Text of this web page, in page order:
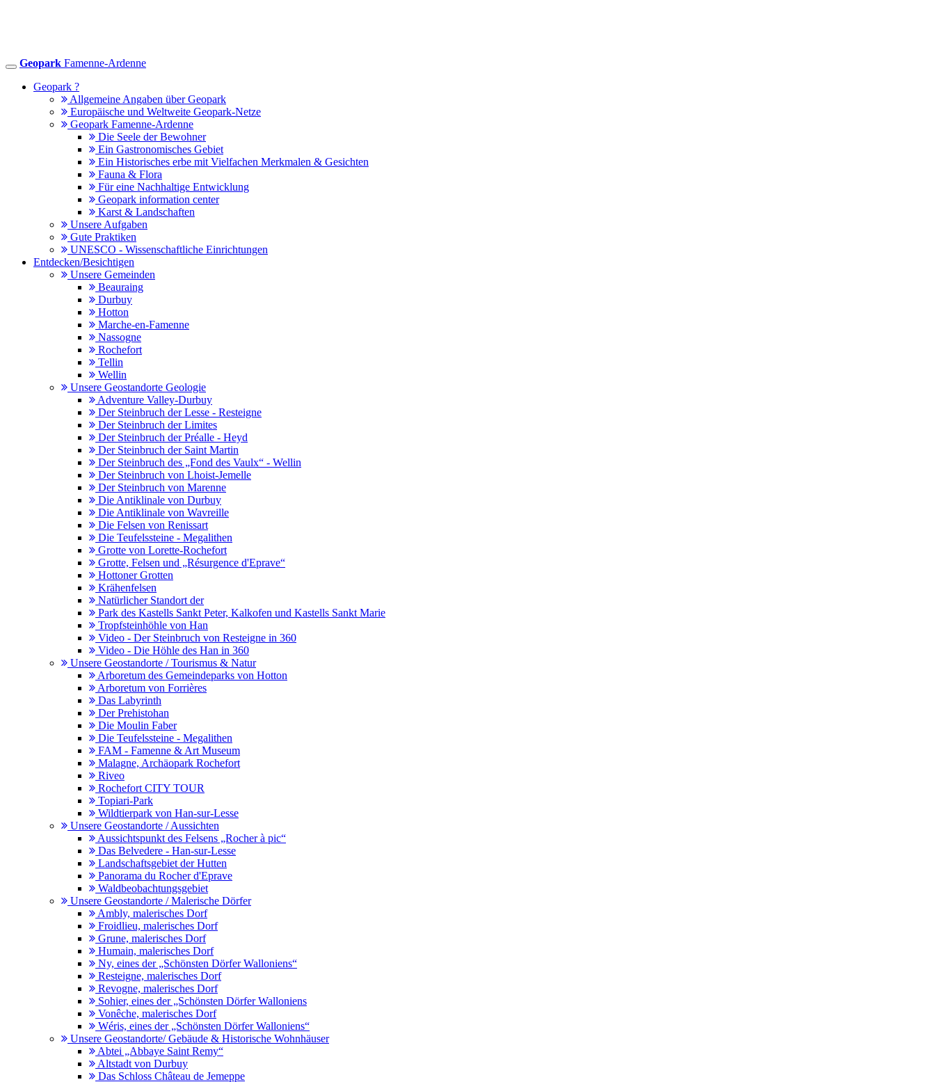
Toggle
navigation
Geopark Famenne-Ardenne
Geopark ?
Allgemeine Angaben über Geopark
Europäische und Weltweite Geopark-Netze
Geopark Famenne-Ardenne
Die Seele der Bewohner
Ein Gastronomisches Gebiet
Ein Historisches erbe mit Vielfachen Merkmalen & Gesichten
Fauna & Flora
Für eine Nachhaltige Entwicklung
Geopark information center
Karst & Landschaften
Unsere Aufgaben
Gute Praktiken
UNESCO - Wissenschaftliche Einrichtungen
Entdecken/Besichtigen
Unsere Gemeinden
Beauraing
Durbuy
Hotton
Marche-en-Famenne
Nassogne
Rochefort
Tellin
Wellin
Unsere Geostandorte Geologie
Adventure Valley-Durbuy
Der Steinbruch der Lesse - Resteigne
Der Steinbruch der Limites
Der Steinbruch der Préalle - Heyd
Der Steinbruch der Saint Martin
Der Steinbruch des „Fond des Vaulx“ - Wellin
Der Steinbruch von Lhoist-Jemelle
Der Steinbruch von Marenne
Die Antiklinale von Durbuy
Die Antiklinale von Wavreille
Die Felsen von Renissart
Die Teufelssteine - Megalithen
Grotte von Lorette-Rochefort
Grotte, Felsen und „Résurgence d'Eprave“
Hottoner Grotten
Krähenfelsen
Natürlicher Standort der
Park des Kastells Sankt Peter, Kalkofen und Kastells Sankt Marie
Tropfsteinhöhle von Han
Video - Der Steinbruch von Resteigne in 360
Video - Die Höhle des Han in 360
Unsere Geostandorte / Tourismus & Natur
Arboretum des Gemeindeparks von Hotton
Arboretum von Forrières
Das Labyrinth
Der Prehistohan
Die Moulin Faber
Die Teufelssteine - Megalithen
FAM - Famenne & Art Museum
Malagne, Archäopark Rochefort
Riveo
Rochefort CITY TOUR
Topiari-Park
Wildtierpark von Han-sur-Lesse
Unsere Geostandorte / Aussichten
Aussichtspunkt des Felsens „Rocher à pic“
Das Belvedere - Han-sur-Lesse
Landschaftsgebiet der Hutten
Panorama du Rocher d'Eprave
Waldbeobachtungsgebiet
Unsere Geostandorte / Malerische Dörfer
Ambly, malerisches Dorf
Froidlieu, malerisches Dorf
Grune, malerisches Dorf
Humain, malerisches Dorf
Ny, eines der „Schönsten Dörfer Walloniens“
Resteigne, malerisches Dorf
Revogne, malerisches Dorf
Sohier, eines der „Schönsten Dörfer Walloniens
Vonêche, malerisches Dorf
Wéris, eines der „Schönsten Dörfer Walloniens“
Unsere Geostandorte/ Gebäude & Historische Wohnhäuser
Abtei „Abbaye Saint Remy“
Altstadt von Durbuy
Das Schloss Château de Jemeppe